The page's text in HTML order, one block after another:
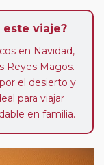
este viaje?
en Navidad,
Reyes Magos.
el desierto y
para viajar
en familia.